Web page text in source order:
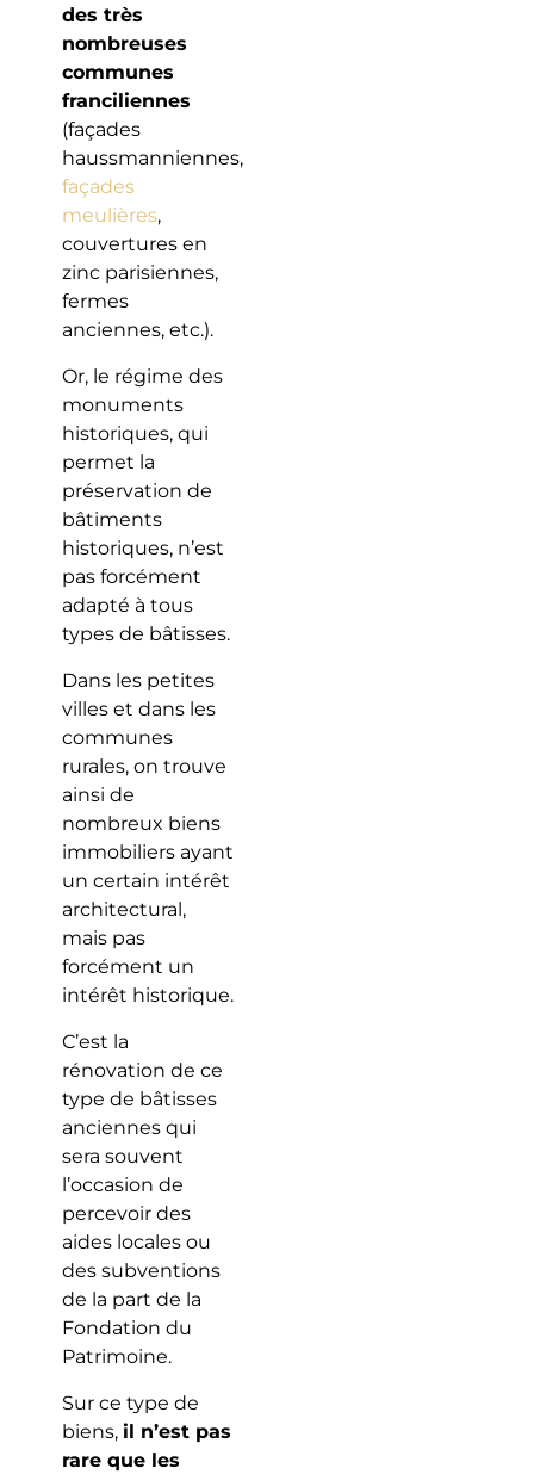
des très
nombreuses
communes
franciliennes
(façades
haussmanniennes,
façades
meulières,
couvertures en
zinc parisiennes,
fermes
anciennes, etc.).
Or, le régime des
monuments
historiques, qui
permet la
préservation de
bâtiments
historiques, n’est
pas forcément
adapté à tous
types de bâtisses.
Dans les petites
villes et dans les
communes
rurales, on trouve
ainsi de
nombreux biens
immobiliers ayant
un certain intérêt
architectural,
mais pas
forcément un
intérêt historique.
C’est la
rénovation de ce
type de bâtisses
anciennes qui
sera souvent
l’occasion de
percevoir des
aides locales ou
des subventions
de la part de la
Fondation du
Patrimoine.
Sur ce type de
biens, il n’est pas
rare que les